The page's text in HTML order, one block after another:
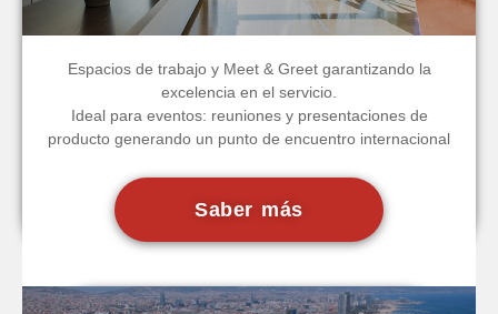
Espacios de trabajo y Meet & Greet garantizando la
excelencia en el servicio.
Ideal para eventos: reuniones y presentaciones de
producto generando un punto de encuentro internacional
Saber más